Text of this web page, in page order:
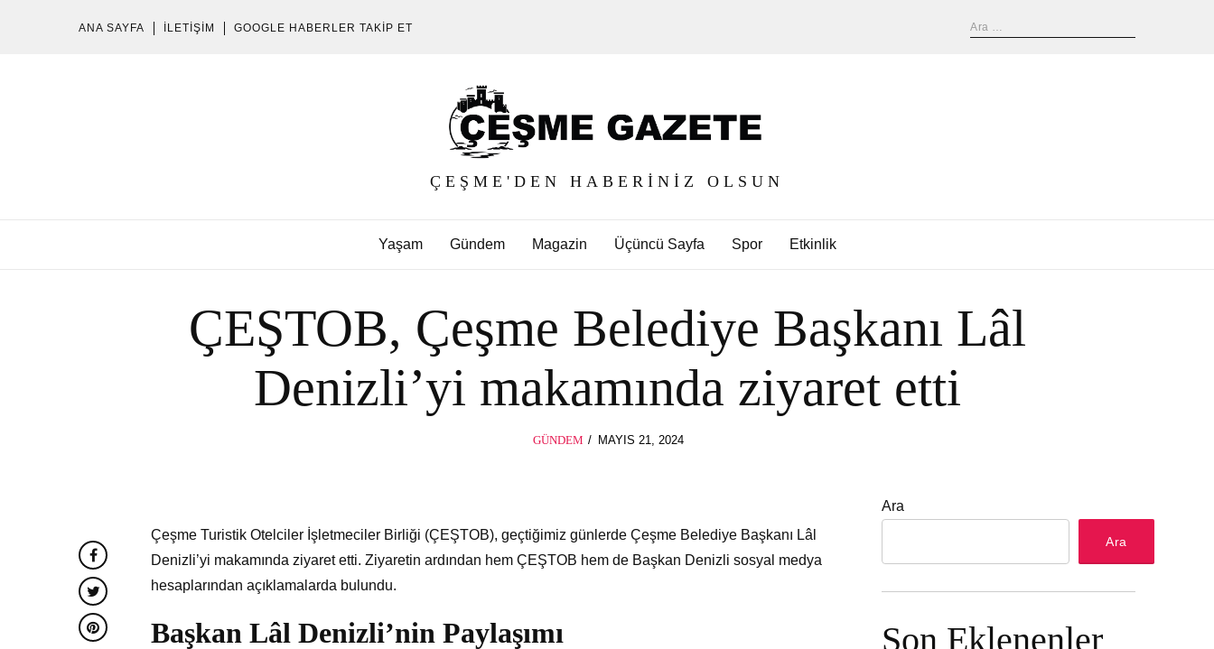
ANA SAYFA İLETIŞIM GOOGLE HABERLER TAKIP ET
ÇEŞME'DEN HABERINIZ OLSUN
Yaşam Gündem Magazin Üçüncü Sayfa Spor Etkinlik
ÇEŞTOB, Çeşme Belediye Başkanı Lâl
Denizli’yi makamında ziyaret etti
GÜNDEM
POSTED
MAYIS 21, 2024
Çeşme Turistik Otelciler İşletmeciler Birliği (ÇEŞTOB), geçtiğimiz günlerde Çeşme Belediye Başkanı Lâl
Denizli’yi makamında ziyaret etti. Ziyaretin ardından hem ÇEŞTOB hem de Başkan Denizli sosyal medya
hesaplarından açıklamalarda bulundu.
Başkan Lâl Denizli’nin Paylaşımı
Ara
Ara
Son Eklenenler